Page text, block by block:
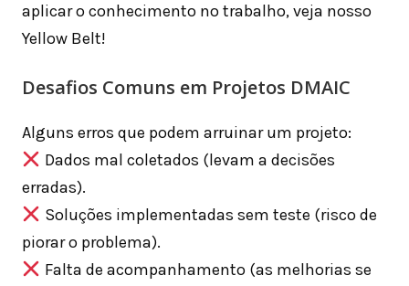
aplicar o conhecimento no trabalho, veja nosso
Yellow Belt!
Desafios Comuns em Projetos DMAIC
Alguns erros que podem arruinar um projeto:
Dados mal coletados (levam a decisões
erradas).
Soluções implementadas sem teste (risco de
piorar o problema).
Falta de acompanhamento (as melhorias se